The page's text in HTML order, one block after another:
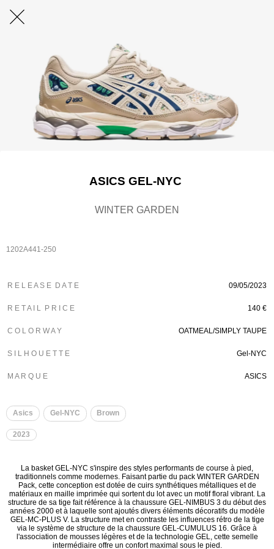
ASICS GEL-NYC
WINTER GARDEN
1202A441-250
R E L E A S E D A T E 09/05/2023
R E T A I L P R I C E 140 €
C O L O R W A Y OATMEAL/SIMPLY TAUPE
S I L H O U E T T E Gel-NYC
M A R Q U E ASICS
Asics Gel-NYC Brown
2023
La basket GEL-NYC s'inspire des styles performants de course à pied,
traditionnels comme modernes.​ Faisant partie du pack WINTER GARDEN
Pack, cette conception est dotée de cuirs synthétiques métalliques et de
matériaux en maille imprimée qui sortent du lot avec un motif floral vibrant. La
structure de sa tige fait référence à la chaussure GEL-NIMBUS 3 du début des
années 2000 et à laquelle sont ajoutés divers éléments décoratifs du modèle
GEL-MC-PLUS V. La structure met en contraste les influences rétro de la tige
via le système de structure de la chaussure GEL-CUMULUS 16. Grâce à
l'association de mousses légères et de la technologie GEL, cette semelle
intermédiaire offre un confort maximal sous le pied.